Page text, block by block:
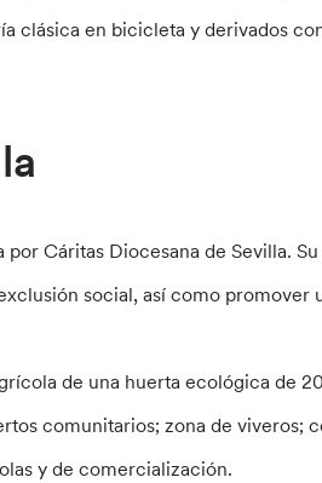
clásica en bicicleta y derivados
Cáritas Diocesana de Sevilla.
social, así como promover
de una huerta ecológica de
comunitarios; zona de viveros;
y de comercialización.